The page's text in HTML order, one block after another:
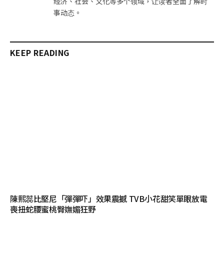
事动态。
KEEP READING
陳熙蕊比堅尼「彈彈吓」效果震撼 TVB小花甜笑單眼放電
喪扭蛇腰蜜桃臀嫵媚狂野